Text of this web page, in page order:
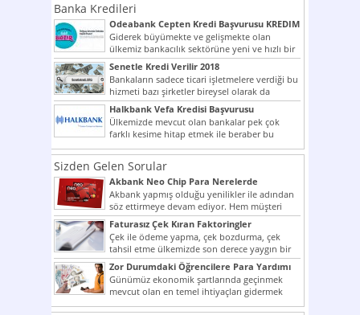
Banka Kredileri
Odeabank Cepten Kredi Başvurusu KREDIM
8444
Giderek büyümekte ve gelişmekte olan
ülkemiz bankacılık sektörüne yeni ve hızlı bir
giriş yapmış olan...
Senetle Kredi Verilir 2018
Bankaların sadece ticari işletmelere verdiği bu
hizmeti bazı şirketler bireysel olarak da
vermektedir. Senetle kredi...
Halkbank Vefa Kredisi Başvurusu
Ülkemizde mevcut olan bankalar pek çok
farklı kesime hitap etmek ile beraber bu
noktada son...
Sizden Gelen Sorular
Akbank Neo Chip Para Nerelerde
Kullanılır?
Akbank yapmış olduğu yenilikler ile adından
söz ettirmeye devam ediyor. Hem müşteri
potansiyelini arttırmak hem...
Faturasız Çek Kıran Faktoringler
Çek ile ödeme yapma, çek bozdurma, çek
tahsil etme ülkemizde son derece yaygın bir
şekilde...
Zor Durumdaki Öğrencilere Para Yardımı
Günümüz ekonomik şartlarında geçinmek
mevcut olan en temel ihtiyaçları gidermek
dahi son derece zor olmak...